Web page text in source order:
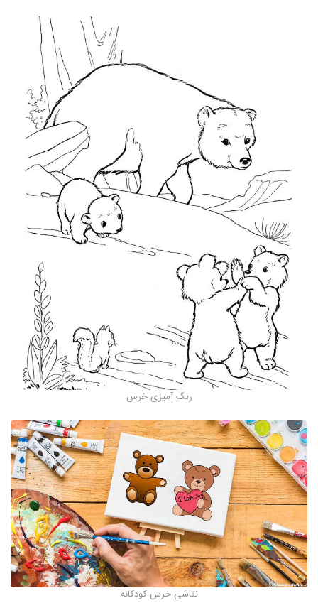
رنگ آمیزی خرس
نقاشی خرس کودکانه